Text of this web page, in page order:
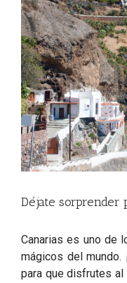
Image
Déjate sorprender
Canarias es uno de
mágicos del mundo.
para que disfrutes